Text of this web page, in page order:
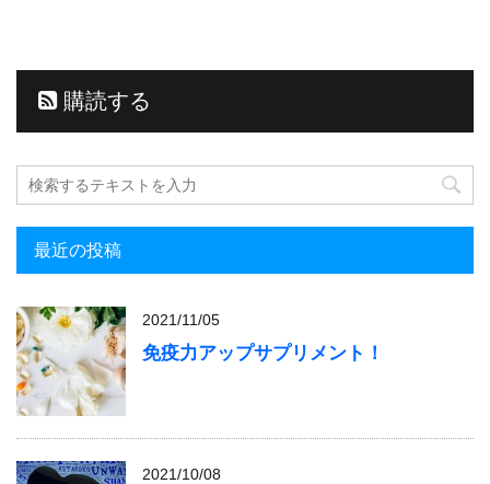
購読する
最近の投稿
2021/11/05
免疫力アップサプリメント！
2021/10/08